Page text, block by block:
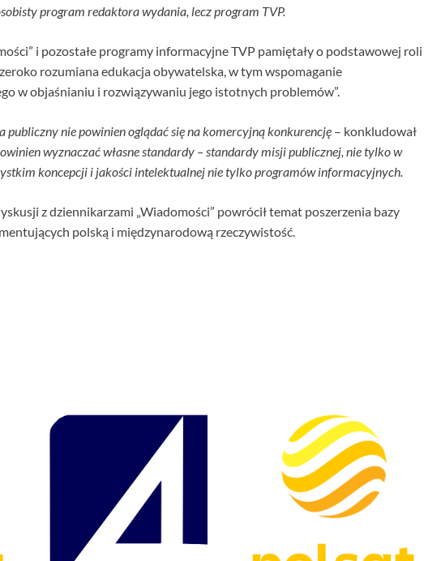
program redaktora wydania, lecz program TVP.
i pozostałe programy informacyjne TVP pamiętały o podstawowej roli
rozumiana edukacja obywatelska, w tym wspomaganie
w objaśnianiu i rozwiązywaniu jego istotnych problemów”.
publiczny nie powinien oglądać się na komercyjną konkurencję – konkludował
wyznaczać własne standardy – standardy misji publicznej, nie tylko w
koncepcji i jakości intelektualnej nie tylko programów informacyjnych.
z dziennikarzami „Wiadomości” powrócił temat poszerzenia bazy
polską i międzynarodową rzeczywistość.